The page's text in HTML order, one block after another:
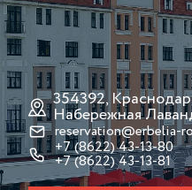
354392,
Набережная
reservation@erbelia-
+7 (8622) 43-13-80
+7 (8622) 43-13-81